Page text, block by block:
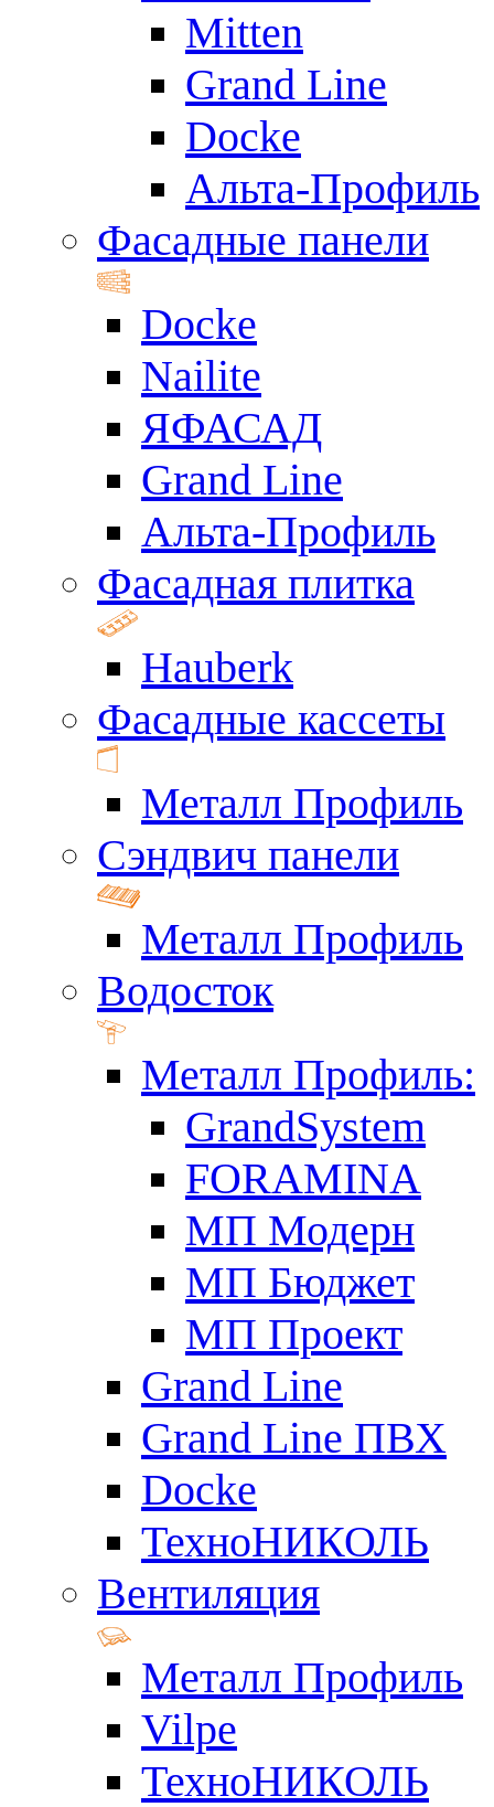
Mitten
Grand Line
Docke
Альта-Профиль
Фасадные панели
Docke
Nailite
ЯФАСАД
Grand Line
Альта-Профиль
Фасадная плитка
Hauberk
Фасадные кассеты
Металл Профиль
Сэндвич панели
Металл Профиль
Водосток
Металл Профиль:
GrandSystem
FORAMINA
МП Модерн
МП Бюджет
МП Проект
Grand Line
Grand Line ПВХ
Docke
ТехноНИКОЛЬ
Вентиляция
Металл Профиль
Vilpe
ТехноНИКОЛЬ